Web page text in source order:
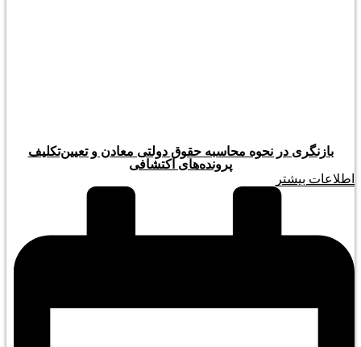
بازنگری در نحوه محاسبه حقوق دولتی معادن و تعیین‌تکلیف
پرونده‌های اکتشافی
اطلاعات بیشتر